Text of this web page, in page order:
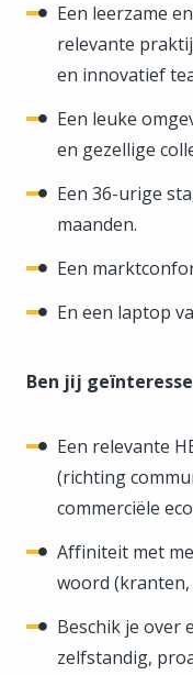
Een leerzame
relevante
en innovatief
Een leuke
en gezellige
Een 36-urige
maanden.
Een
En een laptop
Ben jij
Een relevante
(richting
commerciële
Affiniteit met
woord (kranten,
Beschik je over
zelfstandig,